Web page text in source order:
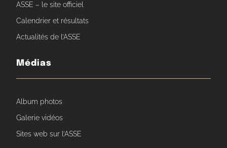
ASSE – le site officiel
Calendrier et résultats
Actualités de l’ASSE
Médias
Album photos
Galerie vidéos
Sites web sur l’ASSE